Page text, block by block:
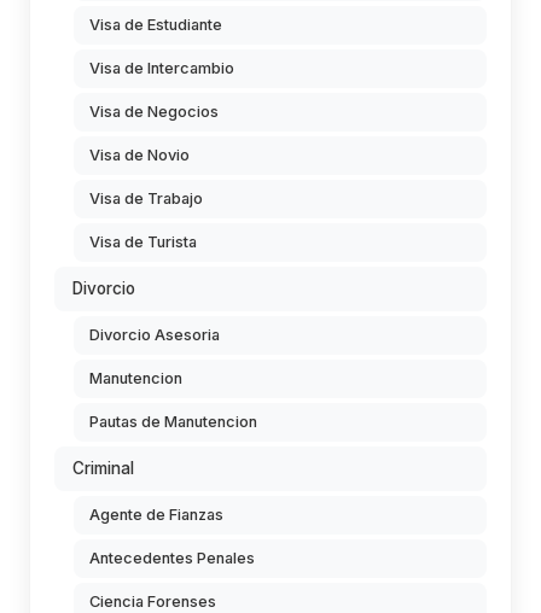
Visa de Estudiante
Visa de Intercambio
Visa de Negocios
Visa de Novio
Visa de Trabajo
Visa de Turista
Divorcio
Divorcio Asesoria
Manutencion
Pautas de Manutencion
Criminal
Agente de Fianzas
Antecedentes Penales
Ciencia Forenses